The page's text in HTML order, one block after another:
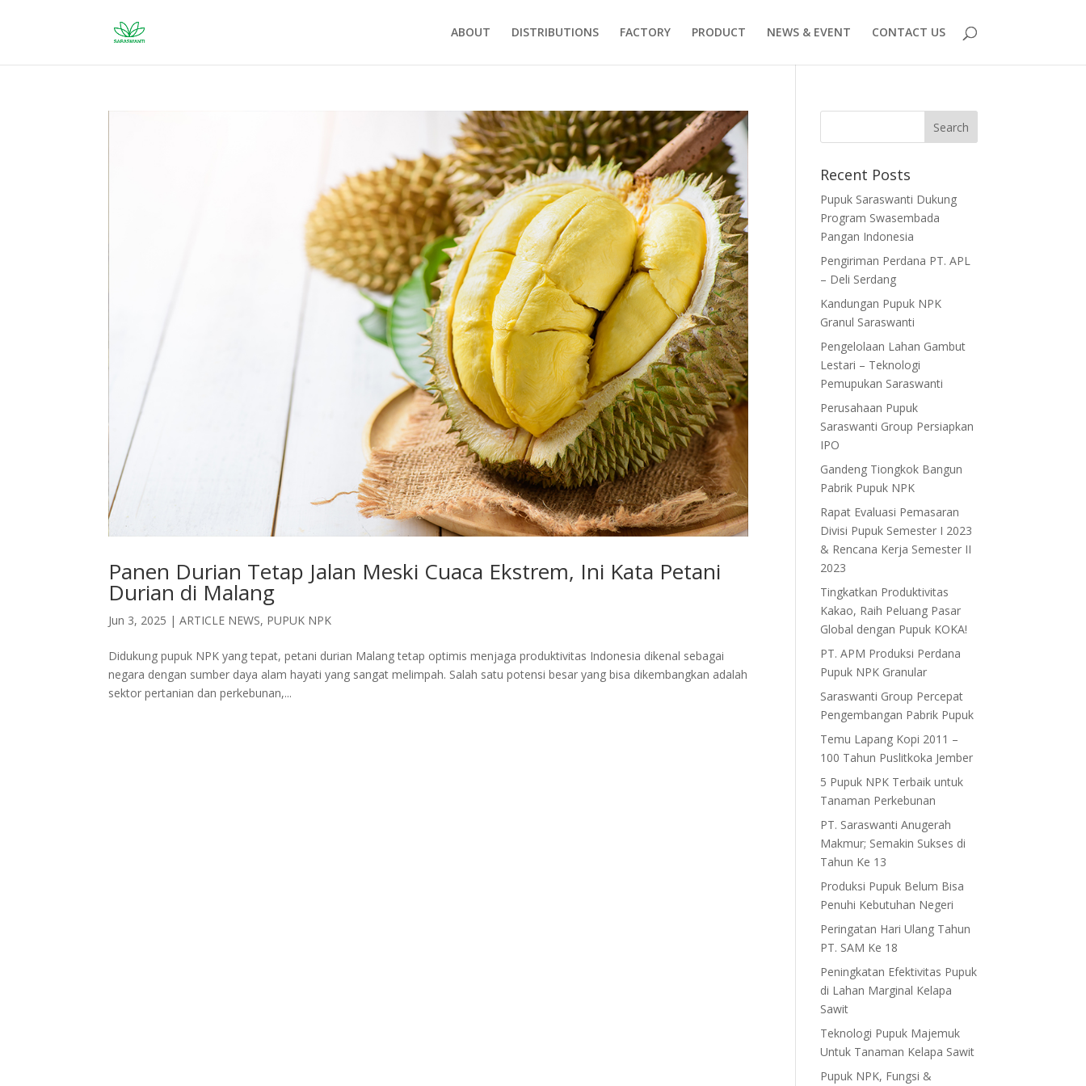
ABOUT DISTRIBUTIONS FACTORY PRODUCT NEWS & EVENT CONTACT US
Panen Durian Tetap Jalan Meski Cuaca Ekstrem, Ini Kata Petani
Durian di Malang
Jun 3, 2025 |ARTICLE NEWS, PUPUK NPK
Didukung pupuk NPK yang tepat, petani durian Malang tetap optimis menjaga produktivitas Indonesia dikenal sebagai
negara dengan sumber daya alam hayati yang sangat melimpah. Salah satu potensi besar yang bisa dikembangkan adalah
sektor pertanian dan perkebunan,...
Recent Posts
Pupuk Saraswanti Dukung
Program Swasembada
Pangan Indonesia
Pengiriman Perdana PT. APL
– Deli Serdang
Kandungan Pupuk NPK
Granul Saraswanti
Pengelolaan Lahan Gambut
Lestari – Teknologi
Pemupukan Saraswanti
Perusahaan Pupuk
Saraswanti Group Persiapkan
IPO
Gandeng Tiongkok Bangun
Pabrik Pupuk NPK
Rapat Evaluasi Pemasaran
Divisi Pupuk Semester I 2023
& Rencana Kerja Semester II
2023
Tingkatkan Produktivitas
Kakao, Raih Peluang Pasar
Global dengan Pupuk KOKA!
PT. APM Produksi Perdana
Pupuk NPK Granular
Saraswanti Group Percepat
Pengembangan Pabrik Pupuk
Temu Lapang Kopi 2011 –
100 Tahun Puslitkoka Jember
5 Pupuk NPK Terbaik untuk
Tanaman Perkebunan
PT. Saraswanti Anugerah
Makmur; Semakin Sukses di
Tahun Ke 13
Produksi Pupuk Belum Bisa
Penuhi Kebutuhan Negeri
Peringatan Hari Ulang Tahun
PT. SAM Ke 18
Peningkatan Efektivitas Pupuk
di Lahan Marginal Kelapa
Sawit
Teknologi Pupuk Majemuk
Untuk Tanaman Kelapa Sawit
Pupuk NPK, Fungsi &